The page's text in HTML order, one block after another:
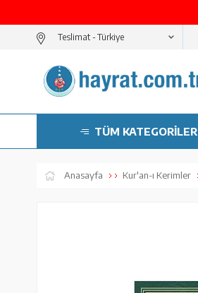
Teslimat -
TÜM KATEGORİLER
Anasayfa Kur'an-ı Kerimler